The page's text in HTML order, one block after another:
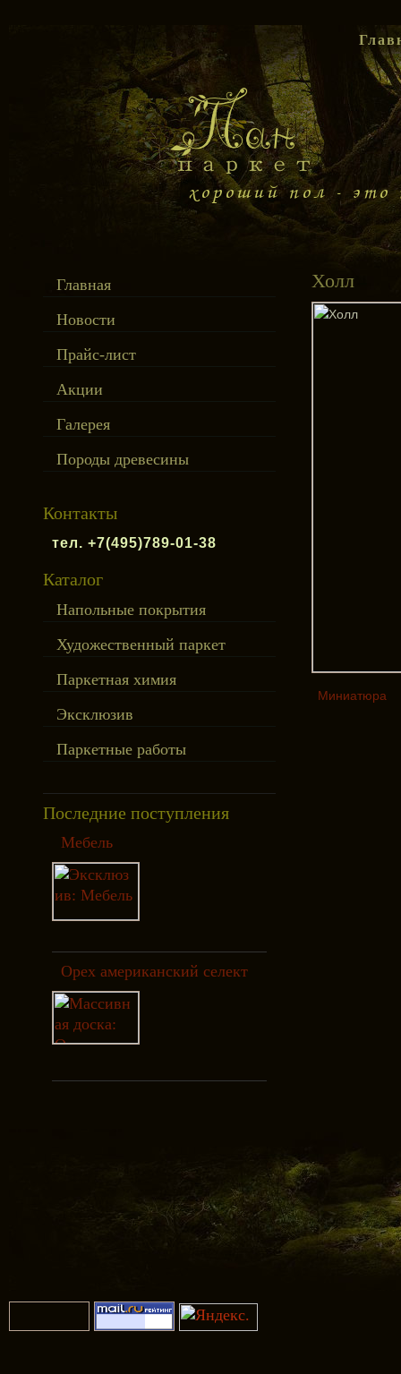
Главная
Новости
Прайс-лист
Акции
Галерея
Породы древесины
Контакты
тел. +7(495)789-01-38
Каталог
Напольные покрытия
Художественный паркет
Паркетная химия
Эксклюзив
Паркетные работы
Последние поступления
Мебель
Орех американский селект
Холл
Миниатюра